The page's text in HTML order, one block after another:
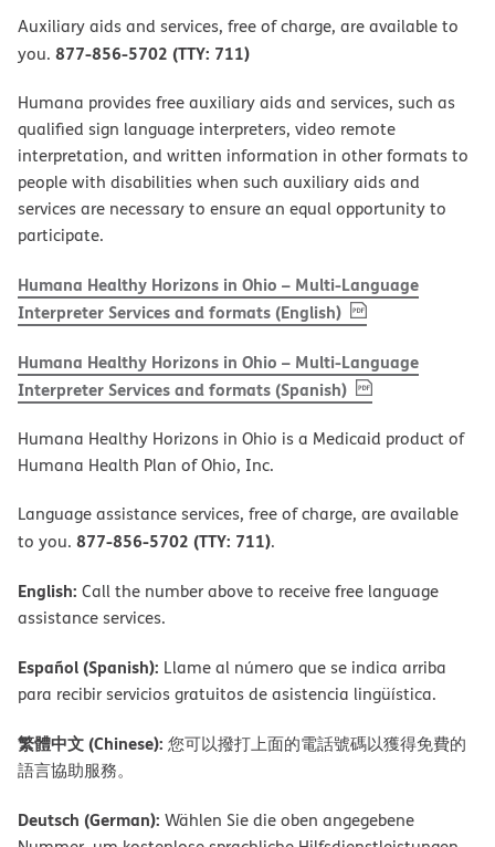
Auxiliary aids and services, free of charge, are available to
you. 877-856-5702 (TTY: 711)
Humana provides free auxiliary aids and services, such as
qualified sign language interpreters, video remote
interpretation, and written information in other formats to
people with disabilities when such auxiliary aids and
services are necessary to ensure an equal opportunity to
participate.
Humana Healthy Horizons in Ohio – Multi-Language
Interpreter Services and formats (English), PDF(opens in new
Humana Healthy Horizons in Ohio – Multi-Language
Interpreter Services and formats (Spanish), PDF(opens in new
Humana Healthy Horizons in Ohio is a Medicaid product of
Humana Health Plan of Ohio, Inc.
Language assistance services, free of charge, are available
to you. 877-856-5702 (TTY: 711).
English: Call the number above to receive free language
assistance services.
Español (Spanish): Llame al número que se indica arriba
para recibir servicios gratuitos de asistencia lingüística.
繁體中文 (Chinese): 您可以撥打上面的電話號碼以獲得免費的
語言協助服務。
Deutsch (German): Wählen Sie die oben angegebene